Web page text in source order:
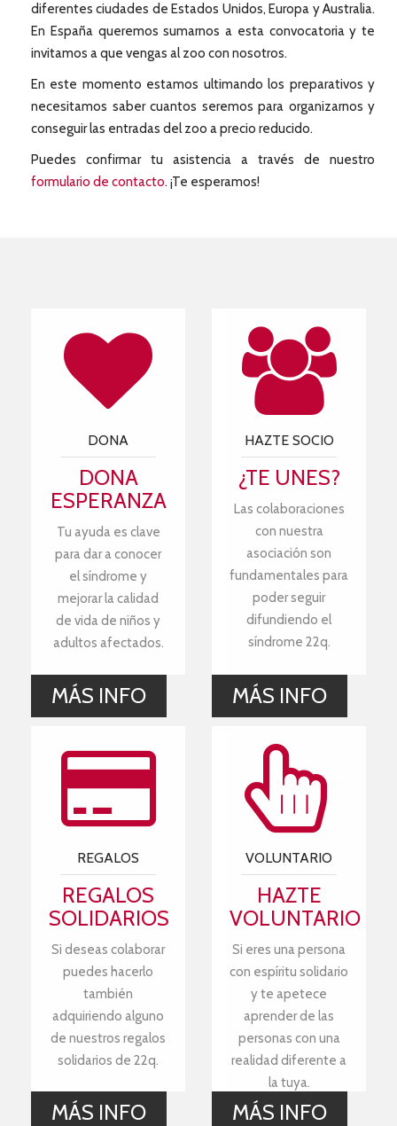
diferentes ciudades de Estados Unidos, Europa y Australia.
En España queremos sumarnos a esta convocatoria y te
invitamos a que vengas al zoo con nosotros.
En este momento estamos ultimando los preparativos y
necesitamos saber cuantos seremos para organizarnos y
conseguir las entradas del zoo a precio reducido.
Puedes confirmar tu asistencia a través de nuestro
formulario de contacto. ¡Te esperamos!
DONA
DONA
ESPERANZA
Tu ayuda es clave
para dar a conocer
el síndrome y
mejorar la calidad
de vida de niños y
adultos afectados.
MÁS INFO
HAZTE SOCIO
¿TE UNES?
Las colaboraciones
con nuestra
asociación son
fundamentales para
poder seguir
difundiendo el
síndrome 22q.
MÁS INFO
REGALOS
REGALOS
SOLIDARIOS
Si deseas colaborar
puedes hacerlo
también
adquiriendo alguno
de nuestros regalos
solidarios de 22q.
MÁS INFO
VOLUNTARIO
HAZTE
VOLUNTARIO
Si eres una persona
con espíritu solidario
y te apetece
aprender de las
personas con una
realidad diferente a
la tuya.
MÁS INFO